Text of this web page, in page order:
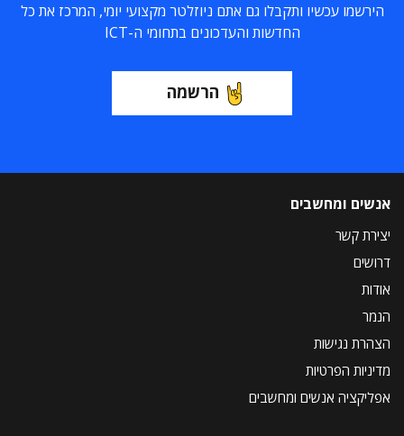
הירשמו עכשיו ותקבלו גם אתם ניוזלטר מקצועי יומי, המרכז את כל
החדשות והעדכונים בתחומי ה-ICT
הרשמה
אנשים ומחשבים
יצירת קשר
דרושים
אודות
הנמר
הצהרת נגישות
מדיניות הפרטיות
אפליקציה אנשים ומחשבים